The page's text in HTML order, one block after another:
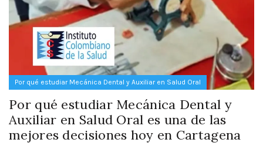
Por qué estudiar Mecánica Dental y Auxiliar en Salud Oral
Por qué estudiar Mecánica Dental y
Auxiliar en Salud Oral es una de las
mejores decisiones hoy en Cartagena